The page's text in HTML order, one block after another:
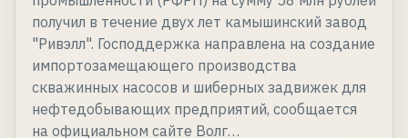
получил в течение двух лет камышинский завод
"Ривэлл". Господдержка направлена на создание
импортозамещающего производства
скважинных насосов и шиберных задвижек для
нефтедобывающих предприятий, сообщается
на официальном сайте Волг…